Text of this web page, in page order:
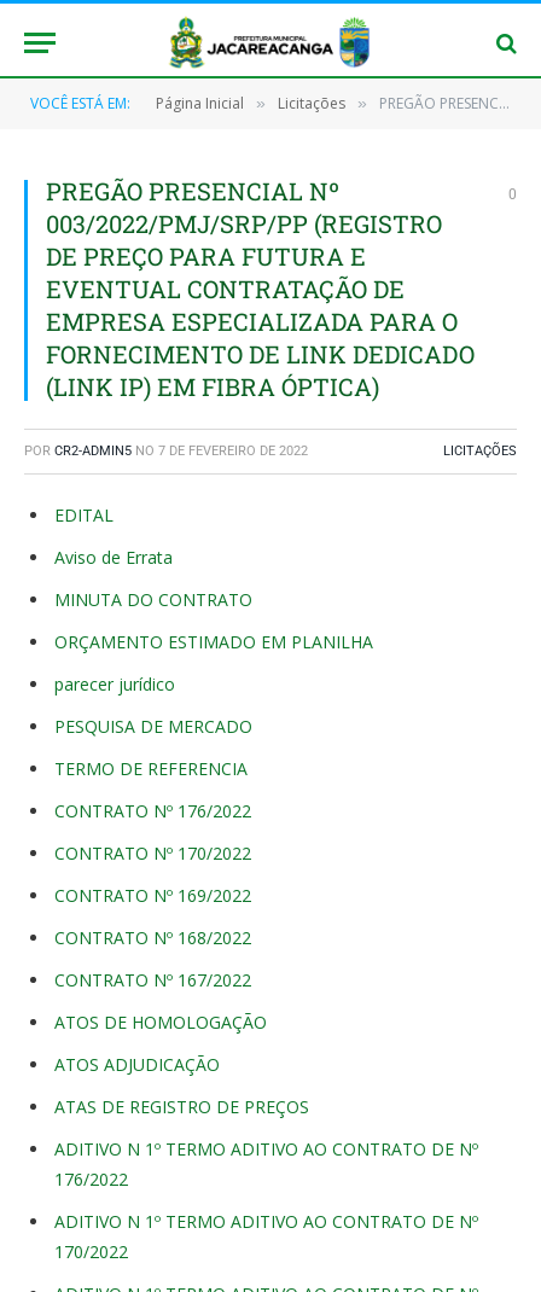
VOCÊ ESTÁ EM: Página Inicial » Licitações » PREGÃO PRESENCIAL Nº 003/2022/PMJ/SRP/PP (REGISTRO DE PREÇO PARA FUTURA E EVENTUAL CONTRATAÇÃO DE EMPRESA ESPECIALIZADA PARA O FORNECIMENTO DE LINK DEDICADO (LINK IP) EM FIBRA ÓPTICA)
PREGÃO PRESENCIAL Nº
003/2022/PMJ/SRP/PP (REGISTRO
DE PREÇO PARA FUTURA E
EVENTUAL CONTRATAÇÃO DE
EMPRESA ESPECIALIZADA PARA O
FORNECIMENTO DE LINK DEDICADO
(LINK IP) EM FIBRA ÓPTICA)
0
POR CR2-ADMIN5 NO 7 DE FEVEREIRO DE 2022 LICITAÇÕES
EDITAL
Aviso de Errata
MINUTA DO CONTRATO
ORÇAMENTO ESTIMADO EM PLANILHA
parecer jurídico
PESQUISA DE MERCADO
TERMO DE REFERENCIA
CONTRATO Nº 176/2022
CONTRATO Nº 170/2022
CONTRATO Nº 169/2022
CONTRATO Nº 168/2022
CONTRATO Nº 167/2022
ATOS DE HOMOLOGAÇÃO
ATOS ADJUDICAÇÃO
ATAS DE REGISTRO DE PREÇOS
ADITIVO N 1º TERMO ADITIVO AO CONTRATO DE Nº
176/2022
ADITIVO N 1º TERMO ADITIVO AO CONTRATO DE Nº
170/2022